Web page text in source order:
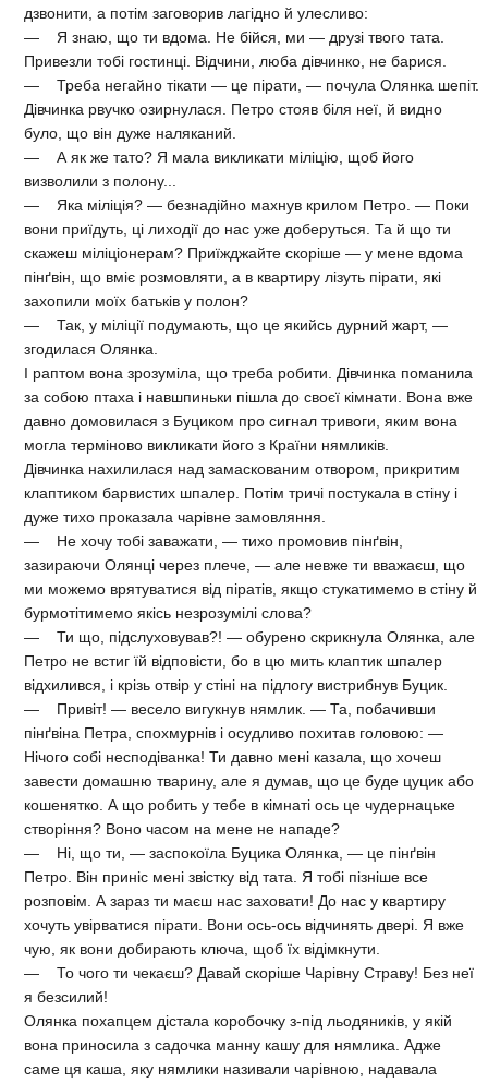
дзвонити, а потім заговорив лагідно й улесливо:
— Я знаю, що ти вдома. Не бійся, ми — друзі твого тата.
Привезли тобі гостинці. Відчини, люба дівчинко, не барися.
— Треба негайно тікати — це пірати, — почула Олянка шепіт.
Дівчинка рвучко озирнулася. Петро стояв біля неї, й видно
було, що він дуже наляканий.
— А як же тато? Я мала викликати міліцію, щоб його
визволили з полону...
— Яка міліція? — безнадійно махнув крилом Петро. — Поки
вони приїдуть, ці лиходії до нас уже доберуться. Та й що ти
скажеш міліціонерам? Приїжджайте скоріше — у мене вдома
пінґвін, що вміє розмовляти, а в квартиру лізуть пірати, які
захопили моїх батьків у полон?
— Так, у міліції подумають, що це якийсь дурний жарт, —
згодилася Олянка.
І раптом вона зрозуміла, що треба робити. Дівчинка поманила
за собою птаха і навшпиньки пішла до своєї кімнати. Вона вже
давно домовилася з Буциком про сигнал тривоги, яким вона
могла терміново викликати його з Країни нямликів.
Дівчинка нахилилася над замаскованим отвором, прикритим
клаптиком барвистих шпалер. Потім тричі постукала в стіну і
дуже тихо проказала чарівне замовляння.
— Не хочу тобі заважати, — тихо промовив пінґвін,
зазираючи Олянці через плече, — але невже ти вважаєш, що
ми можемо врятуватися від піратів, якщо стукатимемо в стіну й
бурмотітимемо якісь незрозумілі слова?
— Ти що, підслуховував?! — обурено скрикнула Олянка, але
Петро не встиг їй відповісти, бо в цю мить клаптик шпалер
відхилився, і крізь отвір у стіні на підлогу вистрибнув Буцик.
— Привіт! — весело вигукнув нямлик. — Та, побачивши
пінґвіна Петра, спохмурнів і осудливо похитав головою: —
Нічого собі несподіванка! Ти давно мені казала, що хочеш
завести домашню тварину, але я думав, що це буде цуцик або
кошенятко. А що робить у тебе в кімнаті ось це чудернацьке
створіння? Воно часом на мене не нападе?
— Ні, що ти, — заспокоїла Буцика Олянка, — це пінґвін
Петро. Він приніс мені звістку від тата. Я тобі пізніше все
розповім. А зараз ти маєш нас заховати! До нас у квартиру
хочуть увірватися пірати. Вони ось-ось відчинять двері. Я вже
чую, як вони добирають ключа, щоб їх відімкнути.
— То чого ти чекаєш? Давай скоріше Чарівну Страву! Без неї
я безсилий!
Олянка похапцем дістала коробочку з-під льодяників, у якій
вона приносила з садочка манну кашу для нямлика. Адже
саме ця каша, яку нямлики називали чарівною, надавала